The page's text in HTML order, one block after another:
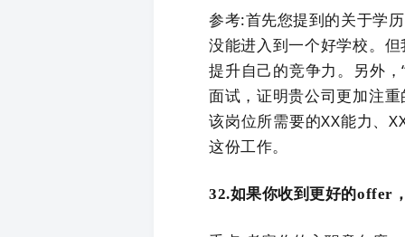
参考:首先您提到的关于学
没能进入到一个好学校。
提升自己的竞争力。另外
面试，证明贵公司更加注
该岗位所需要的XX能力、
这份工作。
32.如果你收到更好的offer